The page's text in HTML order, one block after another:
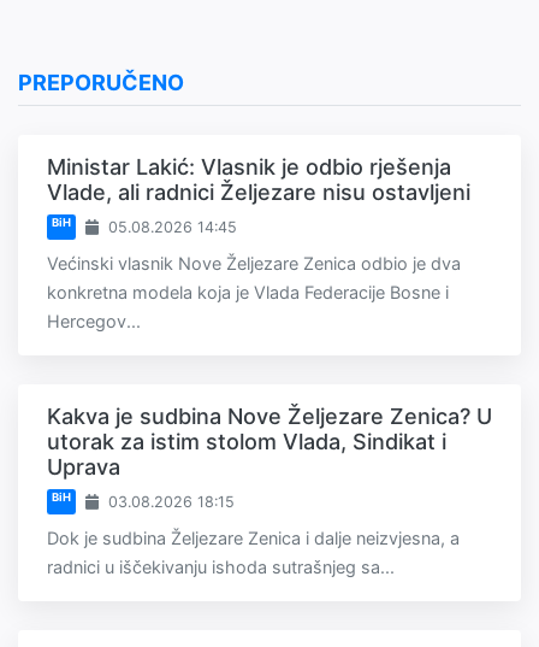
PREPORUČENO
Ministar Lakić: Vlasnik je odbio rješenja
Vlade, ali radnici Željezare nisu ostavljeni
BiH 05.08.2026 14:45
Većinski vlasnik Nove Željezare Zenica odbio je dva
konkretna modela koja je Vlada Federacije Bosne i
Hercegov...
Kakva je sudbina Nove Željezare Zenica? U
utorak za istim stolom Vlada, Sindikat i
Uprava
BiH 03.08.2026 18:15
Dok je sudbina Željezare Zenica i dalje neizvjesna, a
radnici u iščekivanju ishoda sutrašnjeg sa...